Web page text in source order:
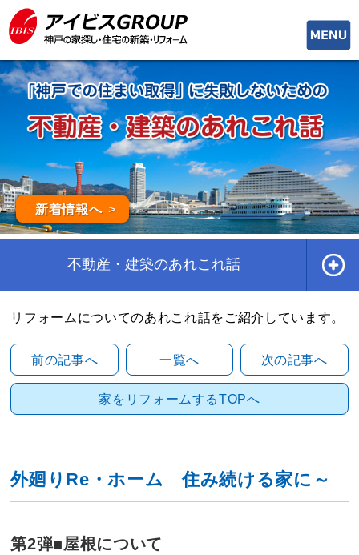
toggle
新着情報へ
不動産・建築のあれこれ話
リフォームについてのあれこれ話をご紹介しています。
前の記事へ 一覧へ 次の記事へ
家をリフォームするTOPへ
外廻りRe・ホーム 住み続ける家に～
第2弾■屋根について